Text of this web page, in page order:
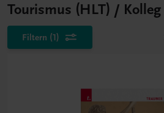
Tourismus (HLT) /
Filtern (1)